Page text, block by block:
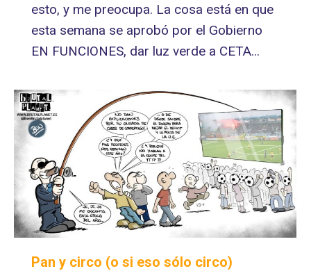
esto, y me preocupa. La cosa está en que
esta semana se aprobó por el Gobierno
EN FUNCIONES, dar luz verde a CETA…
Pan y circo (o si eso sólo circo)